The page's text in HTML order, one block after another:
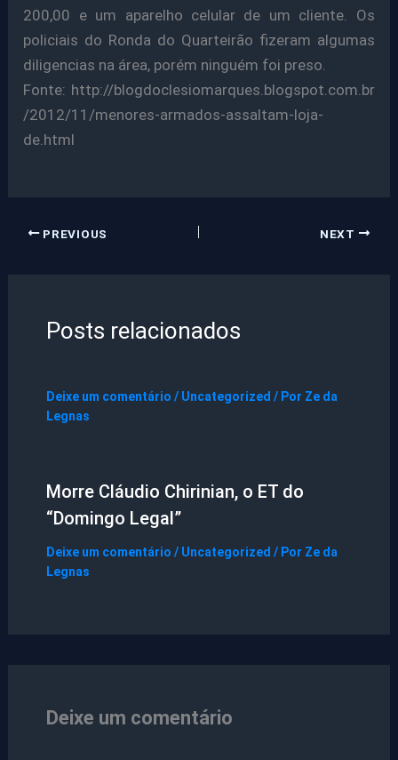
200,00 e um aparelho celular de um cliente. Os
policiais do Ronda do Quarteirão fizeram algumas
diligencias na área, porém ninguém foi preso.
Fonte: http://blogdoclesiomarques.blogspot.com.br
/2012/11/menores-armados-assaltam-loja-
de.html
PREVIOUS NEXT
Posts relacionados
Deixe um comentário / Uncategorized / Por Ze da
Legnas
Morre Cláudio Chirinian, o ET do
“Domingo Legal”
Deixe um comentário / Uncategorized / Por Ze da
Legnas
Deixe um comentário